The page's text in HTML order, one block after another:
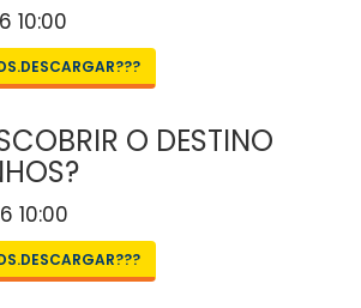
10:00
O DESTINO
10:00